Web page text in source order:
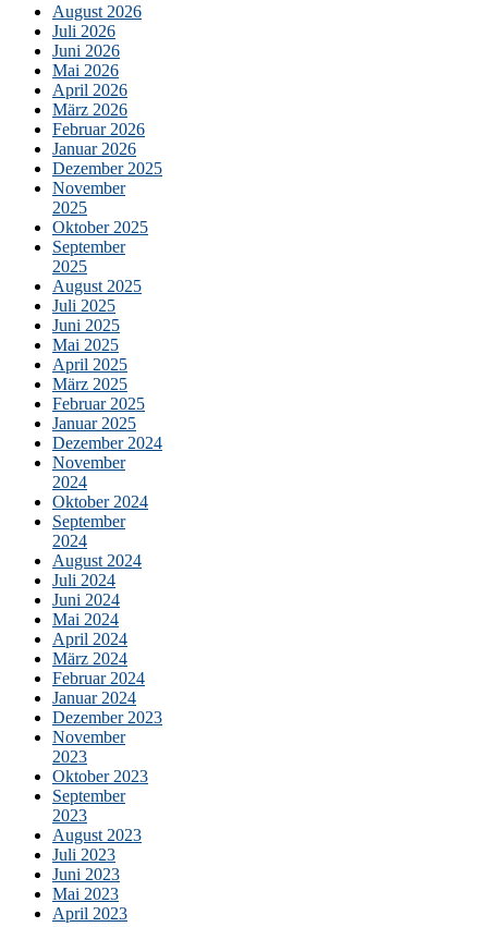
August 2026
Juli 2026
Juni 2026
Mai 2026
April 2026
März 2026
Februar 2026
Januar 2026
Dezember 2025
November
2025
Oktober 2025
September
2025
August 2025
Juli 2025
Juni 2025
Mai 2025
April 2025
März 2025
Februar 2025
Januar 2025
Dezember 2024
November
2024
Oktober 2024
September
2024
August 2024
Juli 2024
Juni 2024
Mai 2024
April 2024
März 2024
Februar 2024
Januar 2024
Dezember 2023
November
2023
Oktober 2023
September
2023
August 2023
Juli 2023
Juni 2023
Mai 2023
April 2023